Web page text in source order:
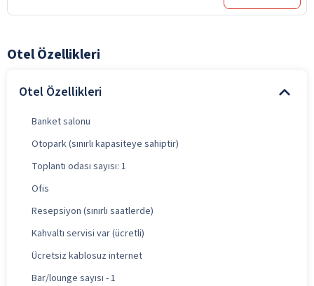
Otel Özellikleri
Otel Özellikleri
Banket salonu
Otopark (sınırlı kapasiteye sahiptir)
Toplantı odası sayısı: 1
Ofis
Resepsiyon (sınırlı saatlerde)
Kahvaltı servisi var (ücretli)
Ücretsiz kablosuz internet
Bar/lounge sayısı - 1